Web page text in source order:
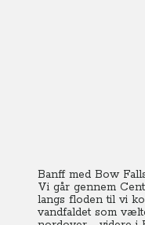
Banff med Bow
Vi går gennem
langs floden til vi
vandfaldet som